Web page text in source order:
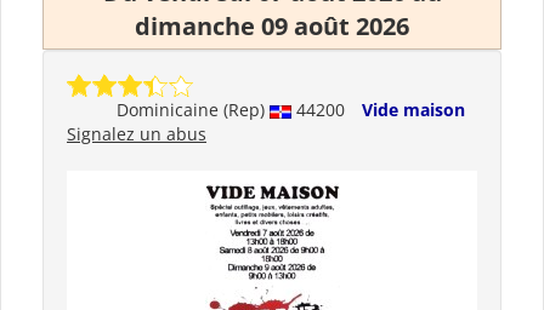
dimanche 09 août 2026
Dominicaine (Rep) 44200
Vide maison
Signalez un abus